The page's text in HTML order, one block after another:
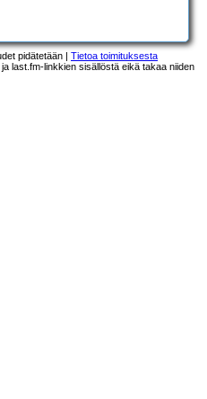
pidätetään | Tietoa toimituksesta
last.fm-linkkien sisällöstä eikä takaa niiden